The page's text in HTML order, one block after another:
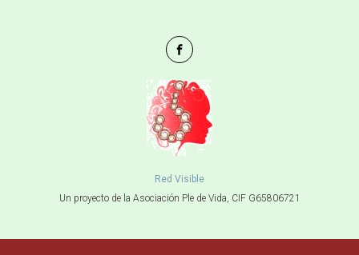
Red Visible
Un proyecto de la Asociación Ple de Vida, CIF G65806721